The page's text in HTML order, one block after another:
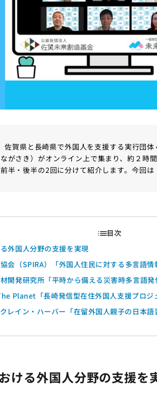
賀県と長崎県で外国人を支援する実行団
がさき）がオンライン上で集まり、約２時
半・後半の2回に分けて紹介します。今回は
外国人分野の支援を実現
会（SPIRA）「外国人住民に対する多言語情
開発研究所「平時から備える災害時多言語
Planet「長崎発信型在住外国人支援プロジ
レイン・ハーバー「在留外国人親子の日本語
ける外国人分野の支援を